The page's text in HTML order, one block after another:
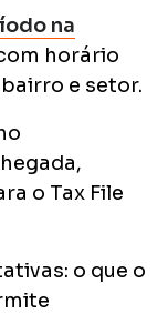
na
horário
e setor.
o Tax File
o que o